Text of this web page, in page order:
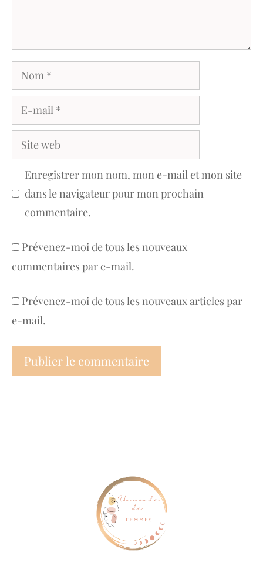
Nom
E-
mail
Site
web
Enregistrer mon nom, mon e-mail et mon site
dans le navigateur pour mon prochain
commentaire.
Prévenez-moi de tous les nouveaux
commentaires par e-mail.
Prévenez-moi de tous les nouveaux articles par
e-mail.